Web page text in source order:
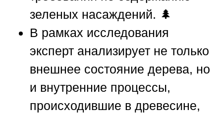
зеленых насаждений. 🌲
В рамках исследования
эксперт анализирует не только
внешнее состояние дерева, но
и внутренние процессы,
происходившие в древесине,